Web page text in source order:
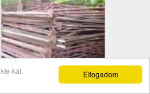
Elfogadom
kat